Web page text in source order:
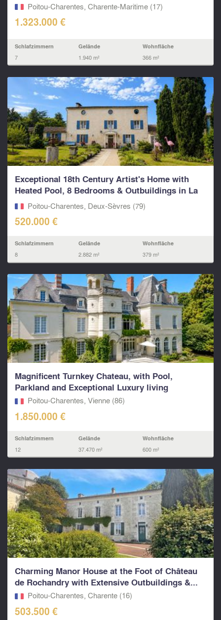
Poitou-Charentes, Charente-Maritime (17)
1.323.000 €
Schlafzimmern
7
Gelände
1.940 m²
Wohnfläche
366 m²
Exceptional 18th Century Artist's Home with
Heated Pool, 8 Bedrooms & Outbuildings in La
CrèchePoitou-Charentes, Deux-Sèvres (79)
520.000 €
Schlafzimmern
8
Gelände
2.882 m²
Wohnfläche
379 m²
Magnificent Turnkey Chateau, with Pool,
Parkland and Exceptional Luxury living
Poitou-Charentes, Vienne (86)
1.850.000 €
Schlafzimmern
12
Gelände
37.470 m²
Wohnfläche
600 m²
Charming Manor House at the Foot of Château
de Rochandry with Extensive Outbuildings &...
Poitou-Charentes, Charente (16)
503.500 €